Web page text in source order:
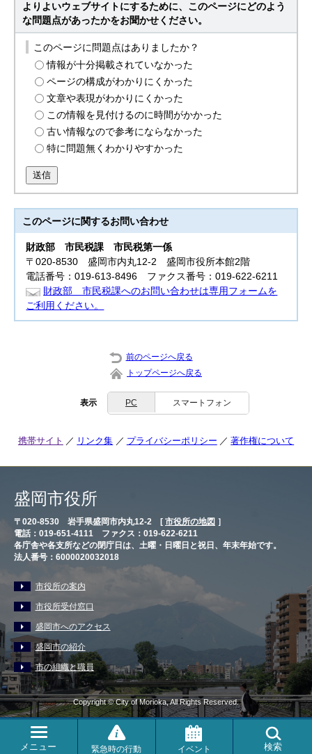
よりよいウェブサイトにするために、このページにどのよう
な問題点があったかをお聞かせください。
このページに問題点はありましたか？
情報が十分掲載されていなかった
ページの構成がわかりにくかった
文章や表現がわかりにくかった
この情報を見付けるのに時間がかかった
古い情報なので参考にならなかった
特に問題無くわかりやすかった
送信
このページに関するお問い合わせ
財政部市民税課 市民税第一係
〒020-8530 盛岡市内丸12-2 盛岡市役所本館2階
電話番号：019-613-8496 ファクス番号：019-622-6211
財政部 市民税課へのお問い合わせは専用フォームを
ご利用ください。
前のページへ戻る
トップページへ戻る
表示 PC スマートフォン
メニュー 緊急時の行動 イベント 検索
携帯サイト リンク集 プライバシーポリシー 著作権について
盛岡市役所
〒020-8530 岩手県盛岡市内丸12-2 [ 市役所の地図 ］
電話：019-651-4111 ファクス：019-622-6211
各庁舎や各支所などの閉庁日は、土曜・日曜日と祝日、年末年始です。
法人番号：6000020032018
市役所の案内
市役所受付窓口
盛岡市へのアクセス
盛岡市の紹介
市の組織と職員
Copyright © City of Morioka, All Rights Reserved.